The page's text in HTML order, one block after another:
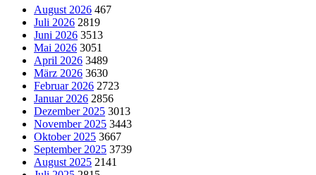
August 2026 467
Juli 2026 2819
Juni 2026 3513
Mai 2026 3051
April 2026 3489
März 2026 3630
Februar 2026 2723
Januar 2026 2856
Dezember 2025 3013
November 2025 3443
Oktober 2025 3667
September 2025 3739
August 2025 2141